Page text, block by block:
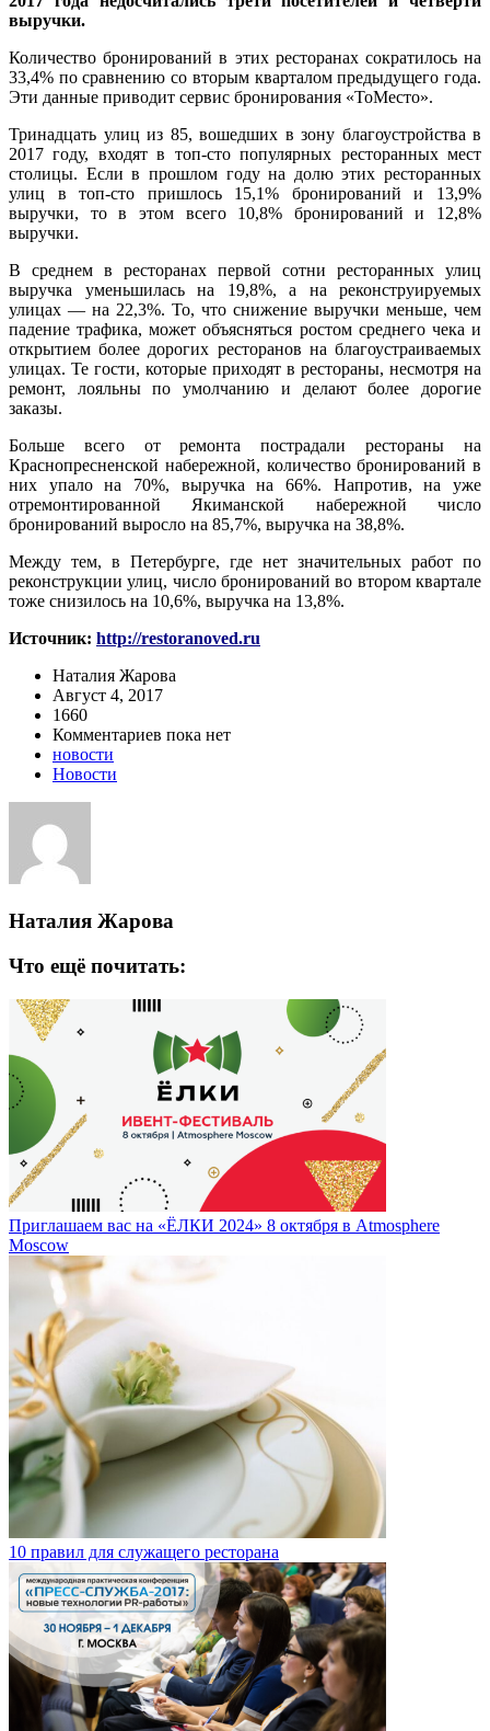
выручки.
Количество бронирований в этих ресторанах сократилось на
33,4% по сравнению со вторым кварталом предыдущего года.
Эти данные приводит сервис бронирования «ТоМесто».
Тринадцать улиц из 85, вошедших в зону благоустройства в
2017 году, входят в топ-сто популярных ресторанных мест
столицы. Если в прошлом году на долю этих ресторанных
улиц в топ-сто пришлось 15,1% бронирований и 13,9%
выручки, то в этом всего 10,8% бронирований и 12,8%
выручки.
В среднем в ресторанах первой сотни ресторанных улиц
выручка уменьшилась на 19,8%, а на реконструируемых
улицах — на 22,3%. То, что снижение выручки меньше, чем
падение трафика, может объясняться ростом среднего чека и
открытием более дорогих ресторанов на благоустраиваемых
улицах. Те гости, которые приходят в рестораны, несмотря на
ремонт, лояльны по умолчанию и делают более дорогие
заказы.
Больше всего от ремонта пострадали рестораны на
Краснопресненской набережной, количество бронирований в
них упало на 70%, выручка на 66%. Напротив, на уже
отремонтированной Якиманской набережной число
бронирований выросло на 85,7%, выручка на 38,8%.
Между тем, в Петербурге, где нет значительных работ по
реконструкции улиц, число бронирований во втором квартале
тоже снизилось на 10,6%, выручка на 13,8%.
Источник: http://restoranoved.ru
Наталия Жарова
Август 4, 2017
1660
Комментариев пока нет
новости
Новости
Наталия Жарова
Что ещё почитать:
Приглашаем вас на «ЁЛКИ 2024» 8 октября в Atmosphere
Moscow
10 правил для служащего ресторана